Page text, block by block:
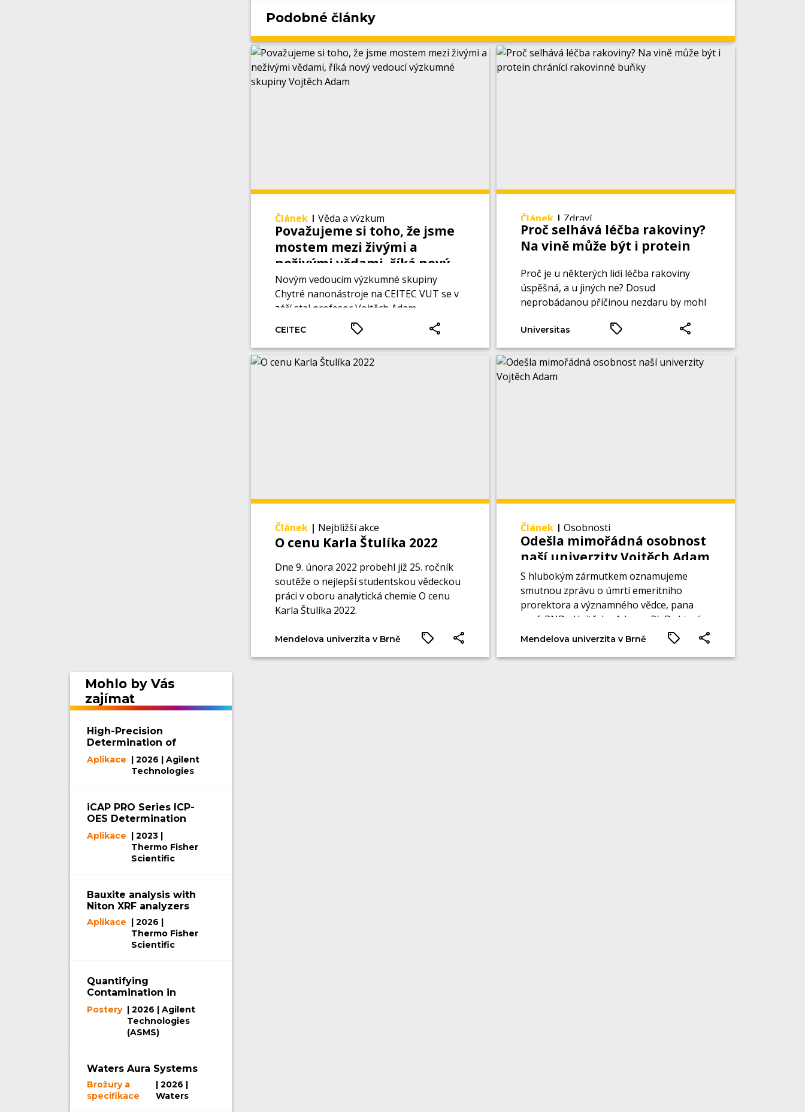
Podobné články
Článek | Věda a výzkum
Považujeme si toho, že jsme
mostem mezi živými a
neživými vědami, říká nový
vedoucí výzkumné skupiny
Vojtěch Adam
Novým vedoucím výzkumné skupiny
Chytré nanonástroje na CEITEC VUT se v
září stal profesor Vojtěch Adam.
CEITEC
Článek | Zdraví
Proč selhává léčba rakoviny?
Na vině může být i protein
chránící rakovinné buňky
Proč je u některých lidí léčba rakoviny
úspěšná, a u jiných ne? Dosud
neprobádanou příčinou nezdaru by mohl
dokáže nádorové buňky před
protinádorovou léčbou bránit.
Universitas
Článek | Nejbližší akce
O cenu Karla Štulíka 2022
Dne 9. února 2022 probehl již 25. ročník
soutěže o nejlepší studentskou vědeckou
práci v oboru analytická chemie O cenu
Karla Štulíka 2022.
Mendelova univerzita v Brně
Článek | Osobnosti
Odešla mimořádná osobnost
naší univerzity Vojtěch Adam
S hlubokým zármutkem oznamujeme
smutnou zprávu o úmrtí emeritního
prorektora a významného vědce, pana
prof. RNDr. Vojtěcha Adama, Ph.D., který
dne 21. května podlehl krátké, ale těžké
Mendelova univerzita v Brně
Mohlo by Vás
zajímat
High-Precision
Determination of
Phosphorus and
Potassium in
Fertilizers by ICP-
Aplikace | 2026 | Agilent
Technologies
iCAP PRO Series ICP-
OES Determination
of Impurity Elements
in Battery-Grade
Aplikace | 2023 |
Thermo Fisher
Scientific
Bauxite analysis with
Niton XRF analyzers
Aplikace | 2026 |
Thermo Fisher
Scientific
Quantifying
Contamination in
Mass Spectrometers
Using SEM-EDX
Postery | 2026 | Agilent
Technologies
(ASMS)
Waters Aura Systems
Brožury a
specifikace
| 2026 |
Waters